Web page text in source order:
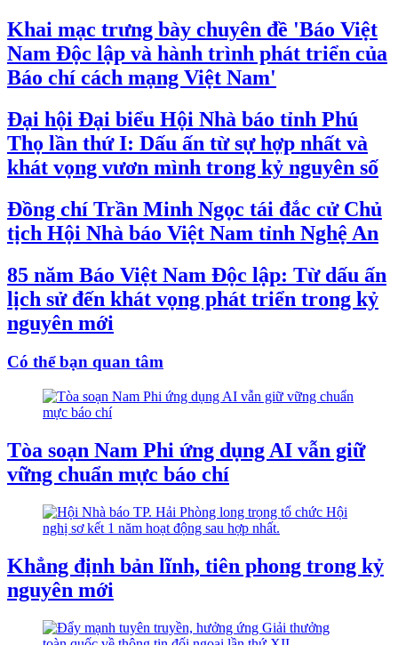
Khai mạc trưng bày chuyên đề 'Báo Việt
Nam Độc lập và hành trình phát triển của
Báo chí cách mạng Việt Nam'
Đại hội Đại biểu Hội Nhà báo tỉnh Phú
Thọ lần thứ I: Dấu ấn từ sự hợp nhất và
khát vọng vươn mình trong kỷ nguyên số
Đồng chí Trần Minh Ngọc tái đắc cử Chủ
tịch Hội Nhà báo Việt Nam tỉnh Nghệ An
85 năm Báo Việt Nam Độc lập: Từ dấu ấn
lịch sử đến khát vọng phát triển trong kỷ
nguyên mới
Có thể bạn quan tâm
Tòa soạn Nam Phi ứng dụng AI vẫn giữ
vững chuẩn mực báo chí
Khẳng định bản lĩnh, tiên phong trong kỷ
nguyên mới